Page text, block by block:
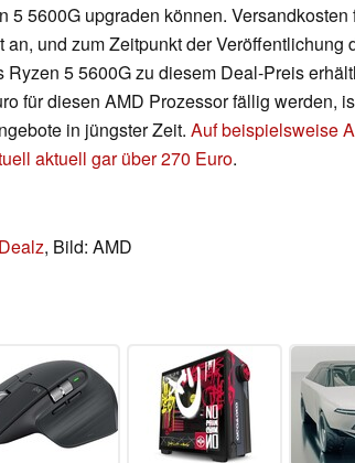
5 5600G upgraden können.
und zum Zeitpunkt der Veröffentlichung
Ryzen 5 5600G zu diesem Deal-Preis
für diesen AMD Prozessor fällig werden,
in jüngster Zeit. Auf beispielsweise
aktuell gar über 270 Euro.
, Bild: AMD